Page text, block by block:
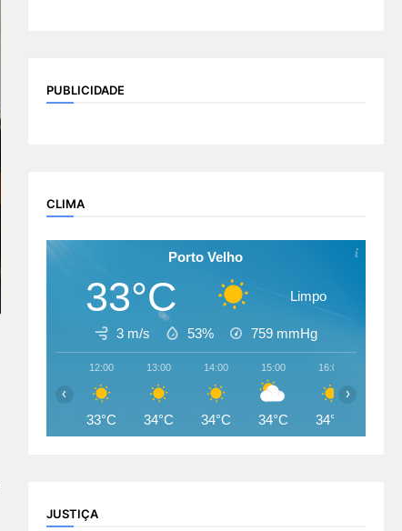
PUBLICIDADE
CLIMA
Porto Velho
33°C Limpo
3 m/s 53% 759 mmHg
12:00
33°C
13:00
34°C
14:00
34°C
15:00
34°C
16:00
34°C
‹ ›
JUSTIÇA